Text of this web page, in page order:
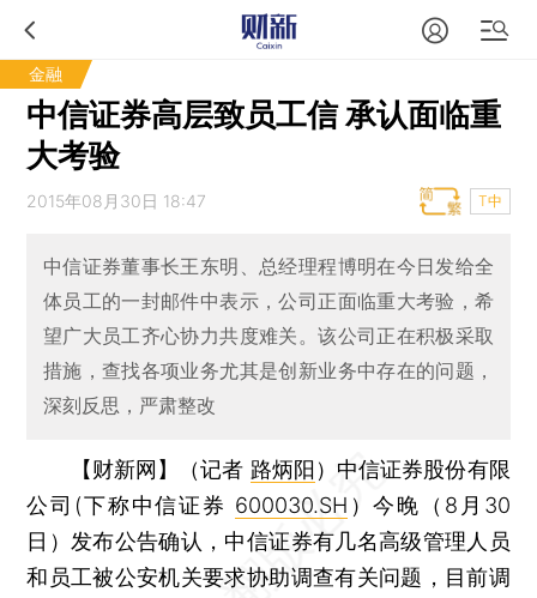
金融
中信证券高层致员工信 承认面临重
大考验
2015年08月30日 18:47 T中
中信证券董事长王东明、总经理程博明在今日发给全
体员工的一封邮件中表示，公司正面临重大考验，希
望广大员工齐心协力共度难关。该公司正在积极采取
措施，查找各项业务尤其是创新业务中存在的问题，
深刻反思，严肃整改
【财新网】（记者 路炳阳 ） 中信证券股份有限
公司(下称中信证券 600030.SH ）今晚（8月30
日）发布公告确认，中信证券有几名高级管理人员
和员工被公安机关要求协助调查有关问题，目前调